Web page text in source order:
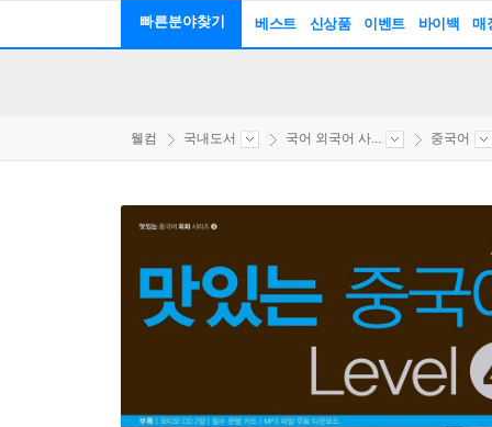
빠른분야찾기 베스트 신상품 이벤트 바이백 매
웰컴 국내도서 국어 외국어 사... 중국어